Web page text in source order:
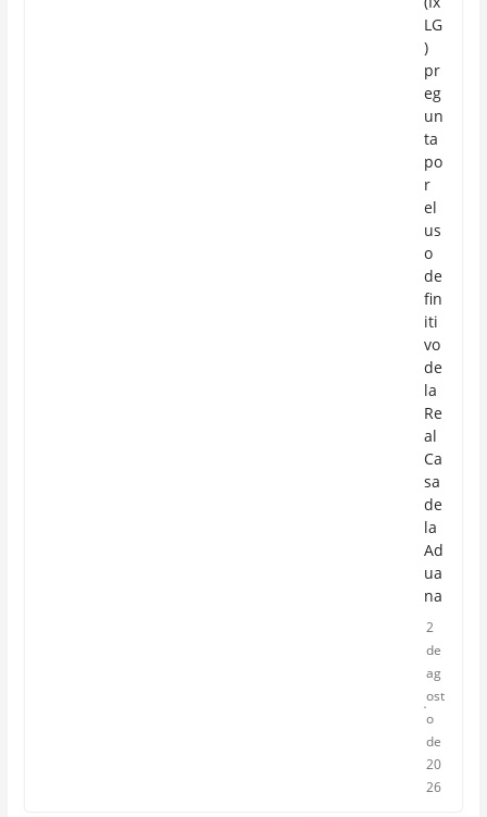
LG
)
pr
eg
un
ta
po
r
el
us
o
de
fin
iti
vo
de
la
Re
al
Ca
sa
de
la
Ad
ua
na
2
de
ag
ost
o
de
20
26